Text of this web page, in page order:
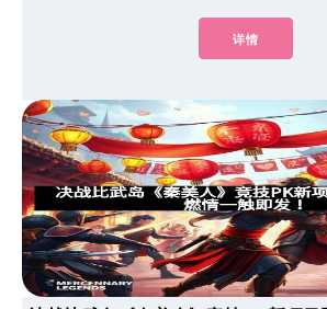
详情